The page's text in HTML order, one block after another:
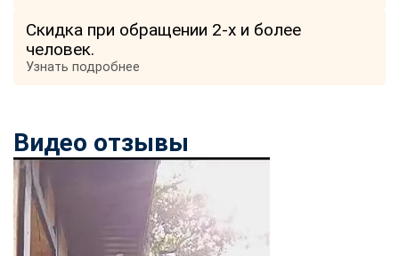
Скидка при обращении 2-х и более
человек.
Узнать подробнее
Видео отзывы